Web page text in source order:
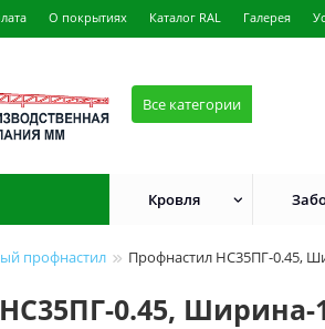
О покрытиях Каталог RAL Галерея
Все категории
Кровля
профнастил Профнастил НС35ПГ-0.45,
0.45, Ширина-